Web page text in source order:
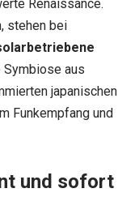
Renaissance.
stehen bei
Symbiose aus
japanischen
Funkempfang und
und sofort